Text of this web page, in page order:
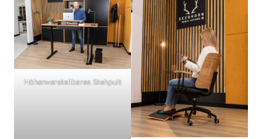
Höhenverstellbares Stehpult